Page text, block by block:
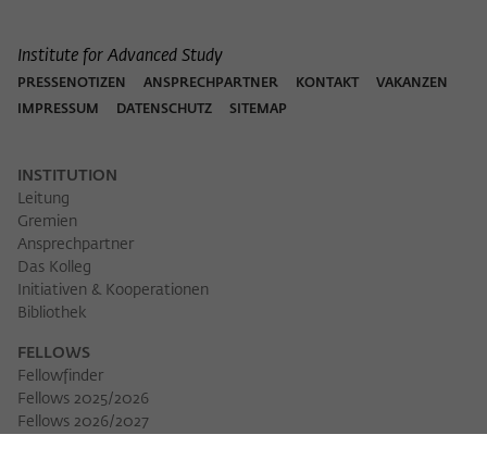
Institute for Advanced Study
PRESSENOTIZEN ANSPRECHPARTNER KONTAKT
VAKANZEN
IMPRESSUM
DATENSCHUTZ SITEMAP
INSTITUTION
Leitung
Gremien
Ansprechpartner
Das Kolleg
Initiativen & Kooperationen
Bibliothek
FELLOWS
Fellowfinder
Fellows 2025/2026
Fellows 2026/2027